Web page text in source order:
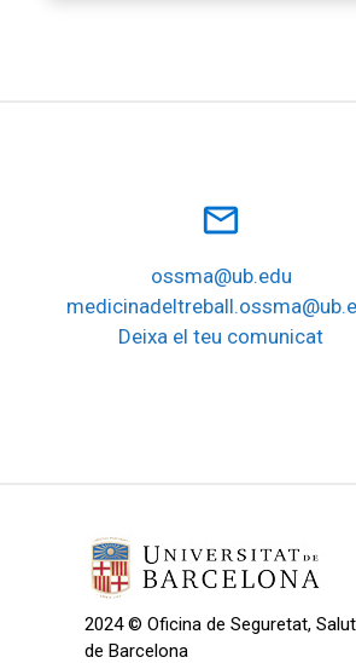
mail_outline
ossma@ub.edu
Deixa el teu comunicat
2024 © Oficina de Seguretat,
de Barcelona